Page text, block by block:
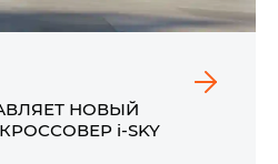
НОВЫЙ
i‑SKY